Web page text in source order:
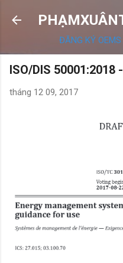
Chuyển
ĐĂNG KÝ
ISO/DIS 50001:2018
tháng 12 09, 2017